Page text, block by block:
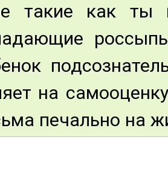
такие как ты
на
печально на